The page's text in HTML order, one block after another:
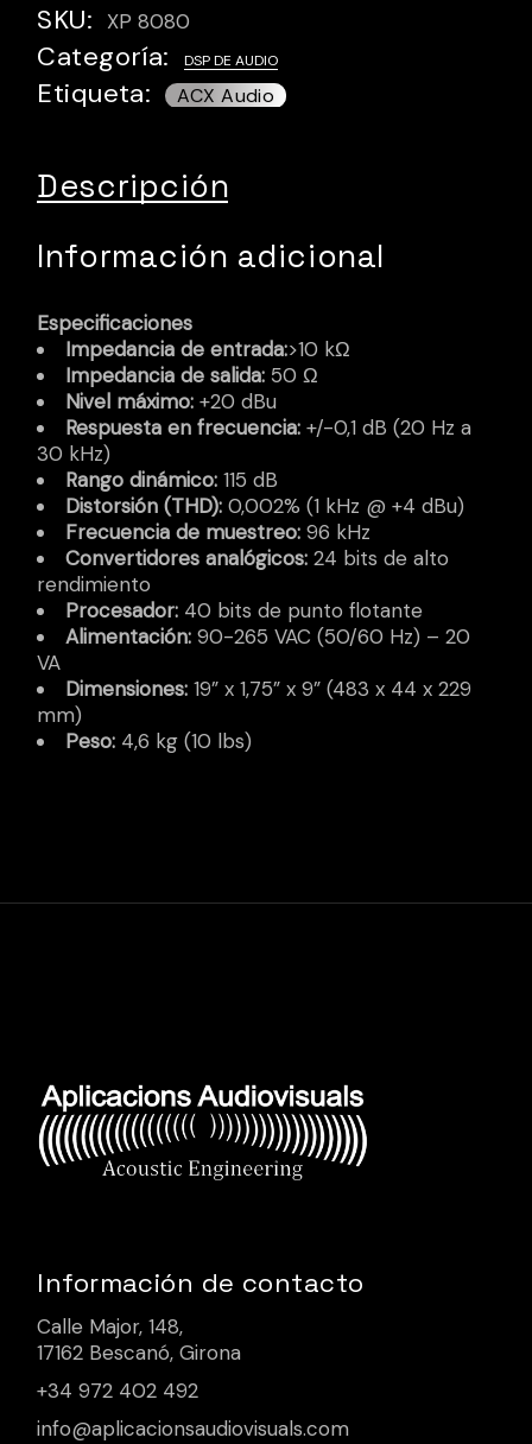
SKU: XP 8080
Categoría: DSP DE AUDIO
Etiqueta:
Descripción
Información adicional
Especificaciones
Impedancia de entrada:>10 kΩ
Impedancia de salida: 50 Ω
Nivel máximo: +20 dBu
Respuesta en frecuencia: +/-0,1 dB (20 Hz a
30 kHz)
Rango dinámico: 115 dB
Distorsión (THD): 0,002% (1 kHz @ +4 dBu)
Frecuencia de muestreo: 96 kHz
Convertidores analógicos: 24 bits de alto
rendimiento
Procesador: 40 bits de punto flotante
Alimentación: 90-265 VAC (50/60 Hz) – 20
VA
Dimensiones: 19” x 1,75” x 9” (483 x 44 x 229
mm)
Peso: 4,6 kg (10 lbs)
Información de contacto
Calle Major, 148,
17162 Bescanó, Girona
+34 972 402 492
info@aplicacionsaudiovisuals.com